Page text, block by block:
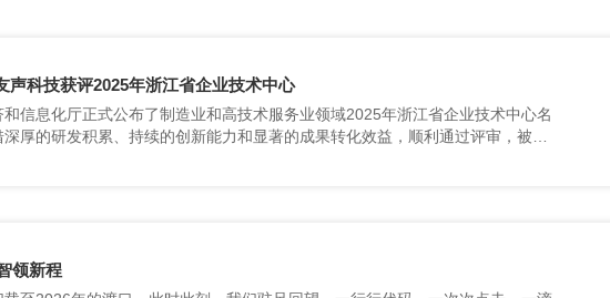
声科技获评2025年浙江省企业技术中心
领新程